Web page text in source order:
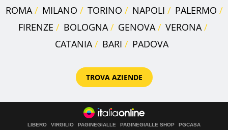
ROMA MILANO TORINO NAPOLI
PALERMO
FIRENZE
BOLOGNA GENOVA
VERONA
CATANIA
BARI PADOVA
TROVA AZIENDE
LIBERO VIRGILIO PAGINEGIALLE PAGINEGIALLE SHOP
PGCASA